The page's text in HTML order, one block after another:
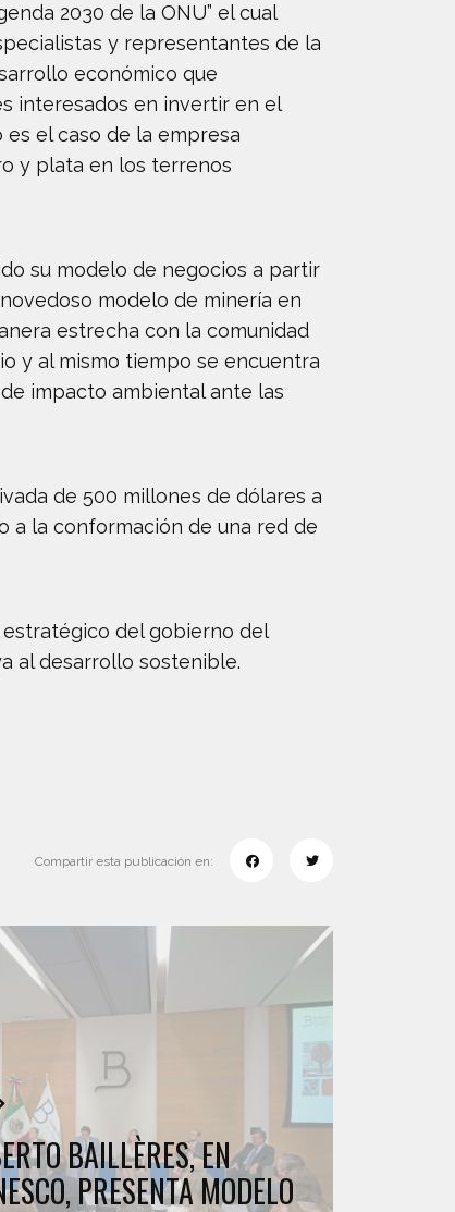
2030 de la ONU” el cual
y representantes de la
económico que
interesados en invertir en el
el caso de la empresa
y plata en los terrenos
su modelo de negocios a partir
modelo de minería en
estrecha con la comunidad
y al mismo tiempo se encuentra
impacto ambiental ante las
de 500 millones de dólares a
a la conformación de una red de
del gobierno del
al desarrollo sostenible.
Compartir esta publicación en:
BAILLÈRES, EN
PRESENTA MODELO